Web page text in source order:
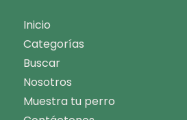
Inicio
Categorías
Buscar
Nosotros
Muestra tu perro